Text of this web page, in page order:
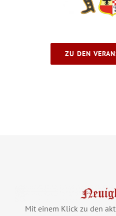
ZU DEN
Mit einem Klick zu den